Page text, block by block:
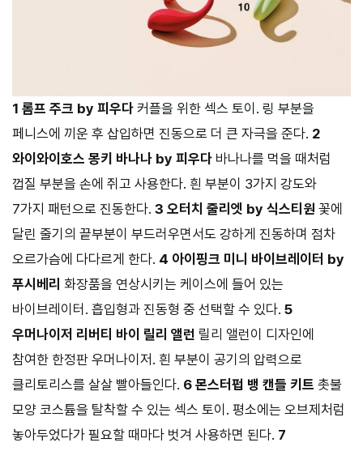
1 롬프 주크 by 피우다 커플을 위한 섹스 토이. 링 부분을
페니스에 끼운 후 삽입하면 진동으로 더 큰 자극을 준다. 2
와이와이호스 몽키 바나나 by 피우다 바나나를 먹을 때처럼
껍질 부분을 손에 쥐고 사용한다. 흰 부분이 3가지 강도와
7가지 패턴으로 진동한다. 3 오터치 줄리엣 by 식스티원 꽃에
달린 줄기의 끝부분이 부드러우면서도 강하게 진동하며 점차
오르가슴에 다다르게 한다. 4 아이핑크 미니 바이브레이터 by
푸시베리 화장품을 연상시키는 케이스에 들어 있는
바이브레이터. 흡입형과 진동형 중 선택할 수 있다. 5
우머나이저 리버티 바이 릴리 앨런 릴리 앨런이 디자인에
참여한 한정판 우머나이저. 흰 부분이 공기의 압력으로
클리토리스를 살살 빨아들인다. 6 몬스터펍 뱅 캔들 키트 촛불
모양 코스튬을 탈착할 수 있는 섹스 토이. 평소에는 오브제처럼
놓아두었다가 필요할 때마다 벗겨 사용하면 된다. 7